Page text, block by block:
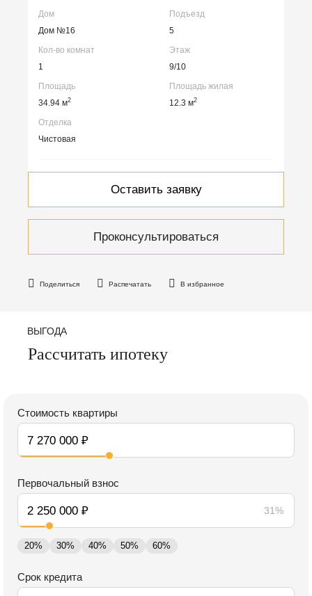
Поделиться Распечатать В избранное
Дом
Дом №16
Подъезд
5
Кол-во комнат
1
Этаж
9/10
Площадь
34.94 м2
Площадь жилая
12.3 м2
Отделка
Чистовая
Оставить заявку
Проконсультироваться
ВЫГОДА
Рассчитать ипотеку
Стоимость квартиры
Первочальный взнос
31%
20% 30% 40% 50% 60%
Срок кредита